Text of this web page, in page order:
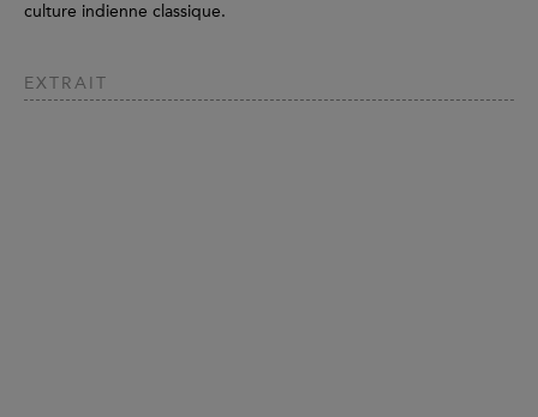
culture indienne classique.
EXTRAIT